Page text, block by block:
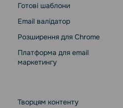
Готові шаблони
Email валідатор
Розширення для Chrome
Платформа для email
маркетингу
Творцям контенту